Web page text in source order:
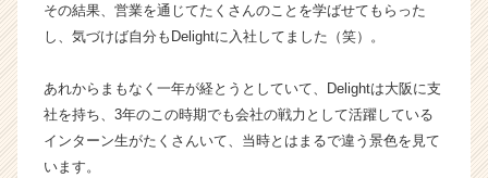
（C
h
e
r
C
その結果、営業を通じてたくさんのことを学ばせてもらった
し、気づけば自分もDelightに入社してました（笑）。
あれからまもなく一年が経とうとしていて、Delightは大阪に支
社を持ち、3年のこの時期でも会社の戦力として活躍している
インターン生がたくさんいて、当時とはまるで違う景色を見て
います。